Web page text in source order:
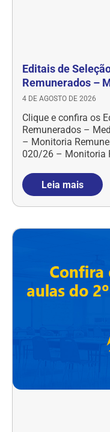
Editais de
Remunerados –
4 DE AGOSTO DE 2026
Clique e confira os
Remunerados –
– Monitoria
020/26 – Monitoria
Leia mais